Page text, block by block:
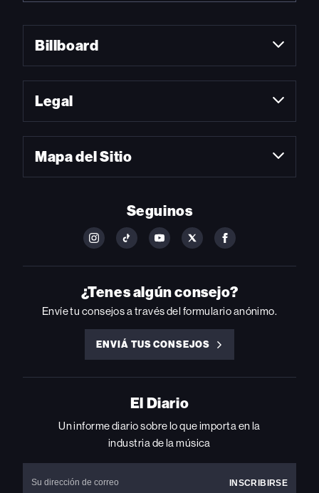
Billboard
Legal
Mapa del Sitio
Seguinos
FOLLOW
ON
INSTAGRAM
FOLLOW
ON
YOUTUBE
FOLLOW
ON
YOUTUBE
FOLLOW
ON
FOLLOW
ON
FACEBOOK
¿Tenes algún consejo?
Envíe tu consejos a través del formulario anónimo.
ENVIÁ TUS CONSEJOS
ENVIÁ
CONSEJOS
El Diario
Un informe diario sobre lo que importa en la
industria de la música